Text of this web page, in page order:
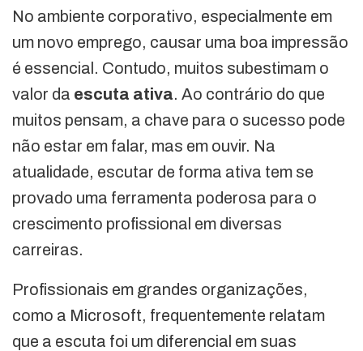
No ambiente corporativo, especialmente em
um novo emprego, causar uma boa impressão
é essencial. Contudo, muitos subestimam o
valor da escuta ativa. Ao contrário do que
muitos pensam, a chave para o sucesso pode
não estar em falar, mas em ouvir. Na
atualidade, escutar de forma ativa tem se
provado uma ferramenta poderosa para o
crescimento profissional em diversas
carreiras.
Profissionais em grandes organizações,
como a Microsoft, frequentemente relatam
que a escuta foi um diferencial em suas